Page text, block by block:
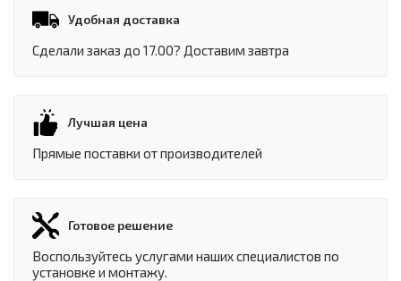
Удобная доставка
Сделали заказ до 17.00? Доставим завтра
Лучшая цена
Прямые поставки от производителей
Готовое решение
Воспользуйтесь услугами наших специалистов по
установке и монтажу.